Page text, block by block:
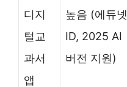
디지
털교
과서
앱
높음 (에듀넷
ID, 2025 AI
버전 지원)